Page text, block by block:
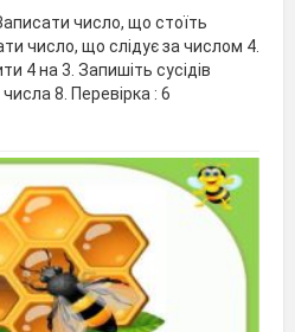
число, що стоїть
число, що слідує за числом 4.
4 на 3. Запишіть сусідів
8. Перевірка : 6